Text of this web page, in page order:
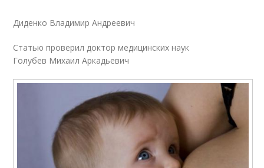
Диденко Владимир Андреевич
Статью проверил доктор медицинских наук
Голубев Михаил Аркадьевич